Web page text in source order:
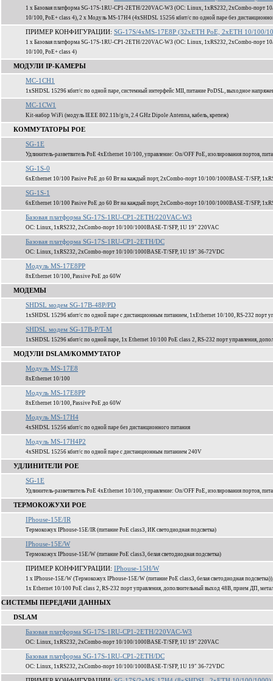
1 x Базовая платформа SG-17S-1RU-CP1-2ETH/220VAC-W3 (ОС: Linux, 1xRS232, 2xCombo-порт
10/100, PoE+ class 4), 2 x Модуль MS-17H4 (4xSHDSL 15256 кбит/c по одной паре без
ПРИМЕР КОНФИГУРАЦИИ: SG-17S/4xMS-17E8P (32xETH PoE, 2xETH 10/100/
1 x Базовая платформа SG-17S-1RU-CP1-2ETH/220VAC-W3 (ОС: Linux, 1xRS232, 2xCombo-порт
10/100, PoE+ class 4)
МОДУЛИ IP-КАМЕРЫ
MC-1CH1
1xSHDSL 15296 кбит/c по одной паре, системный интерфейс MII, питание PoDSL, выходное
MC-1CW1
Kit-набор WiFi (модуль IEEE 802.11b/g/n, 2.4 GHz Dipole Antenna, кабель, крепеж)
КОММУТАТОРЫ POE
SG-1E
Удлинитель-разветвитель PoE 4xEthernet 10/100, управление: On/OFF PoE, изолирования портов,
SG-1S-0
6xEthernet 10/100 Pasive PoE до 60 Вт на каждый порт, 2xCombo-порт 10/100/1000BASE-T/SFP,
SG-1S-1
6xEthernet 10/100 Pasive PoE до 60 Вт на каждый порт, 2xCombo-порт 10/100/1000BASE-T/SFP,
Базовая платформа SG-17S-1RU-CP1-2ETH/220VAC-W3
ОС: Linux, 1xRS232, 2xCombo-порт 10/100/1000BASE-T/SFP, 1U 19" 220VAC
Базовая платформа SG-17S-1RU-CP1-2ETH/DC
ОС: Linux, 1xRS232, 2xCombo-порт 10/100/1000BASE-T/SFP, 1U 19" 36-72VDC
Модуль MS-17E8PP
8xEthernet 10/100, Passive PoE до 60W
МОДЕМЫ
SHDSL модем SG-17B-48P/PD
1xSHDSL 15296 кбит/c по одной паре с дистанционным питанием, 1xEthernet 10/100, RS-232 порт
SHDSL модем SG-17B-P/T-M
1xSHDSL 15296 кбит/c по одной паре, 1x Ethernet 10/100 PoE class 2, RS-232 порт управления,
МОДУЛИ DSLAM/КОММУТАТОР
Модуль MS-17E8
8xEthernet 10/100
Модуль MS-17E8PP
8xEthernet 10/100, Passive PoE до 60W
Модуль MS-17H4
4xSHDSL 15256 кбит/c по одной паре без дистанционного питания
Модуль MS-17H4P2
4xSHDSL 15256 кбит/c по одной паре c дистанционным питанием 240V
УДЛИНИТЕЛИ POE
SG-1E
Удлинитель-разветвитель PoE 4xEthernet 10/100, управление: On/OFF PoE, изолирования портов,
ТЕРМОКОЖУХИ POE
IPhouse-15E/IR
Термокожух IPhouse-15E/IR (питание PoE class3, ИК светодиодная подсветка)
IPhouse-15E/W
Термокожух IPhouse-15E/W (питание PoE class3, белая светодиодная подсветка)
ПРИМЕР КОНФИГУРАЦИИ: IPhouse-15H/W
1 x IPhouse-15E/W (Термокожух IPhouse-15E/W (питание PoE class3, белая светодиодная
1x Ethernet 10/100 PoE class 2, RS-232 порт управления, дополнительный выход 48В, прием ДП,
СИСТЕМЫ ПЕРЕДАЧИ ДАННЫХ
DSLAM
Базовая платформа SG-17S-1RU-CP1-2ETH/220VAC-W3
ОС: Linux, 1xRS232, 2xCombo-порт 10/100/1000BASE-T/SFP, 1U 19" 220VAC
Базовая платформа SG-17S-1RU-CP1-2ETH/DC
ОС: Linux, 1xRS232, 2xCombo-порт 10/100/1000BASE-T/SFP, 1U 19" 36-72VDC